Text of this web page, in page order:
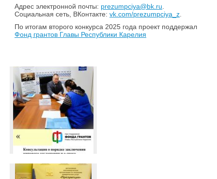
Адрес электронной почты: prezumpciya@bk.ru
Социальная сеть, ВКонтакте: vk.com/prezumpciya_z
По итогам второго конкурса 2025 года проект поддержал
Фонд грантов Главы Республики Карелия